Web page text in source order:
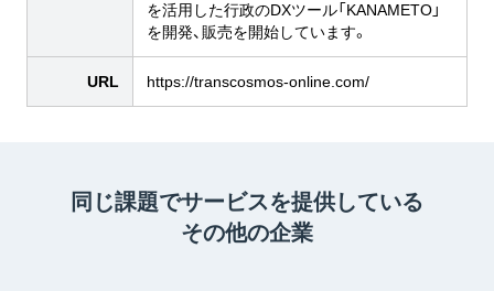
を活用した行政のDXツール「KANAMETO」
を開発、販売を開始しています。
URL https://transcosmos-online.com/
同じ課題でサービスを提供している
その他の企業